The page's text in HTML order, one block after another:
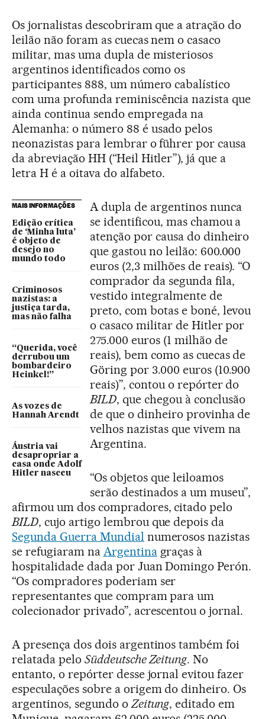
Os jornalistas descobriram que a atração do
leilão não foram as cuecas nem o casaco
militar, mas uma dupla de misteriosos
argentinos identificados como os
participantes 888, um número cabalístico
com uma profunda reminiscência nazista que
ainda continua sendo empregada na
Alemanha: o número 88 é usado pelos
neonazistas para lembrar o führer por causa
da abreviação HH (“Heil Hitler”), já que a
letra H é a oitava do alfabeto.
MAIS INFORMAÇÕES
Edição crítica
de ‘Minha luta’
é objeto de
desejo no
mundo todo
Criminosos
nazistas: a
justiça tarda,
mas não falha
“Querida, você
derrubou um
bombardeiro
Heinkel!”
As vozes de
Hannah Arendt
Áustria vai
desapropriar a
casa onde Adolf
Hitler nasceu
A dupla de argentinos nunca
se identificou, mas chamou a
atenção por causa do dinheiro
que gastou no leilão: 600.000
euros (2,3 milhões de reais). “O
comprador da segunda fila,
vestido integralmente de
preto, com botas e boné, levou
o casaco militar de Hitler por
275.000 euros (1 milhão de
reais), bem como as cuecas de
Göring por 3.000 euros (10.900
reais)”, contou o repórter do
BILD, que chegou à conclusão
de que o dinheiro provinha de
velhos nazistas que vivem na
Argentina.
“Os objetos que leiloamos
serão destinados a um museu”,
afirmou um dos compradores, citado pelo
BILD, cujo artigo lembrou que depois da
Segunda Guerra Mundial numerosos nazistas
se refugiaram na Argentinagraças à
hospitalidade dada por Juan Domingo Perón.
“Os compradores poderiam ser
representantes que compram para um
colecionador privado”, acrescentou o jornal.
A presença dos dois argentinos também foi
relatada pelo Süddeutsche Zeitung. No
entanto, o repórter desse jornal evitou fazer
especulações sobre a origem do dinheiro. Os
argentinos, segundo oZeitung, editado em